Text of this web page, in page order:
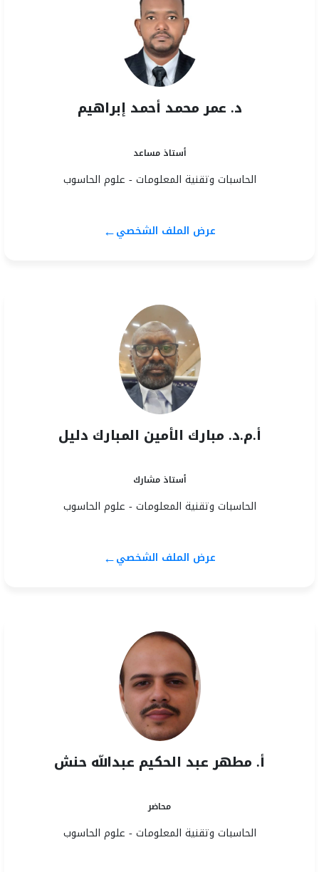
د. عمر محمد أحمد إبراهيم
أستاذ مساعد
الحاسبات وتقنية المعلومات - علوم الحاسوب
عرض الملف الشخصي←
أ.م.د. مبارك الأمين المبارك دليل
أستاذ مشارك
الحاسبات وتقنية المعلومات - علوم الحاسوب
عرض الملف الشخصي←
أ. مطهر عبد الحكيم عبدالله حنش
محاضر
الحاسبات وتقنية المعلومات - علوم الحاسوب